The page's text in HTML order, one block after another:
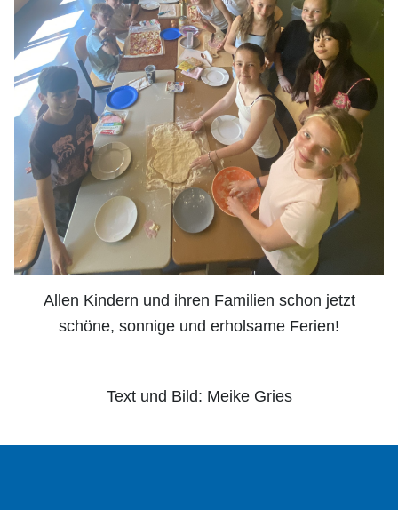
Allen Kindern und ihren Familien schon jetzt
schöne, sonnige und erholsame Ferien!
Text und Bild: Meike Gries